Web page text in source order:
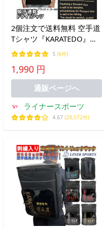
2個注文で送料無料 空手道
Tシャツ『KARATEDO』左
胸プリント ライナースポ
ーツオリジナル 120cm
130cm 140cm 150cm S M
L LL 3L
5 (6件)
1,990 円
通販ページへ
ライナースポーツ
4.67 (20,572件)